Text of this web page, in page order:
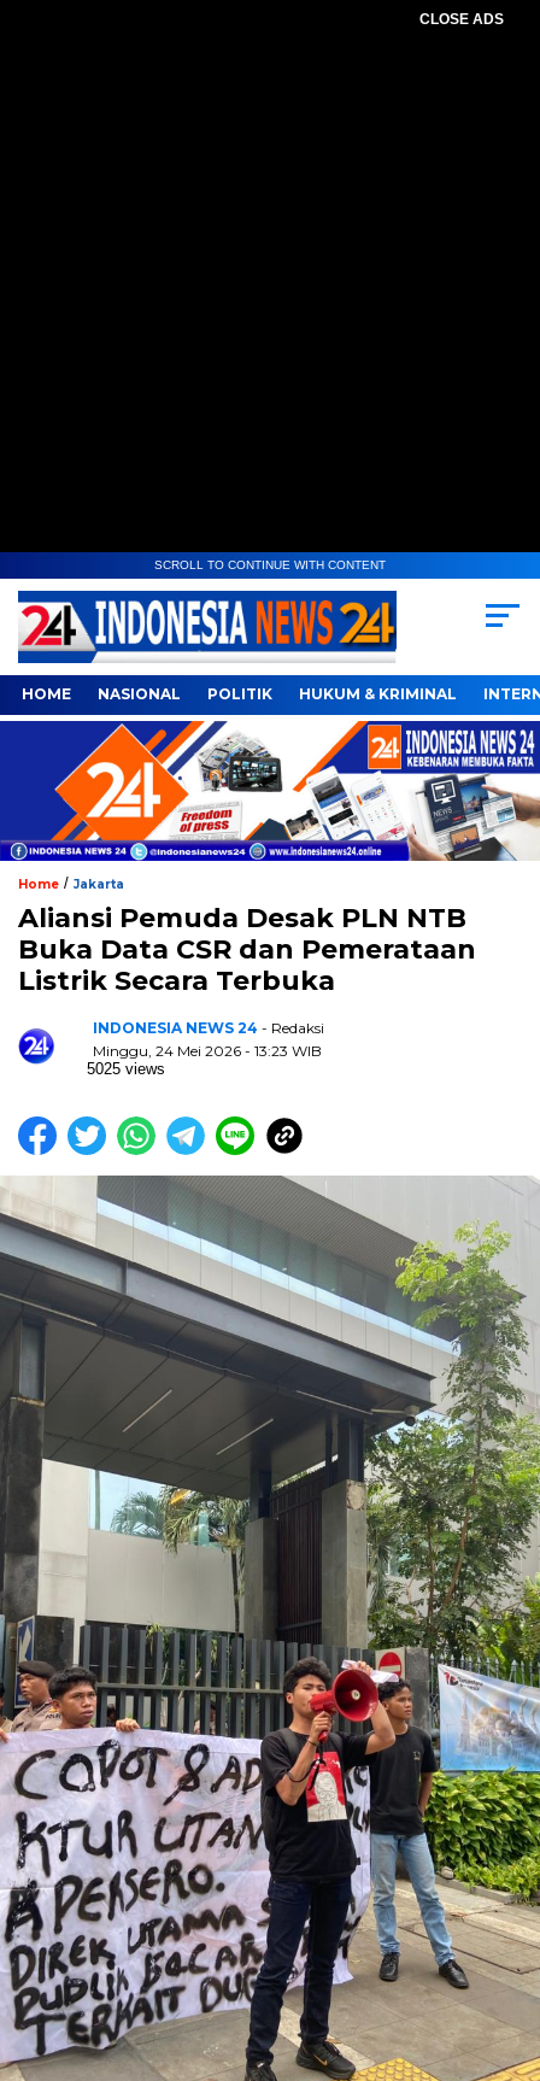
CLOSE ADS
SCROLL TO CONTINUE WITH CONTENT
HOME NASIONAL POLITIK HUKUM & KRIMINAL
Home / Jakarta
Aliansi Pemuda Desak PLN NTB
Buka Data CSR dan Pemerataan
Listrik Secara Terbuka
INDONESIA NEWS 24 - Redaksi
Minggu, 24 Mei 2026 - 13:23 WIB
5025 views